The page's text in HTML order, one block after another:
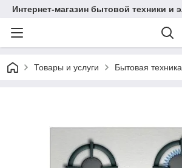
Интернет-магазин бытовой техники и
Товары и услуги Бытовая